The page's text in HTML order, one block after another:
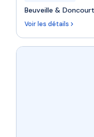
Beuveille &
Voir les détails